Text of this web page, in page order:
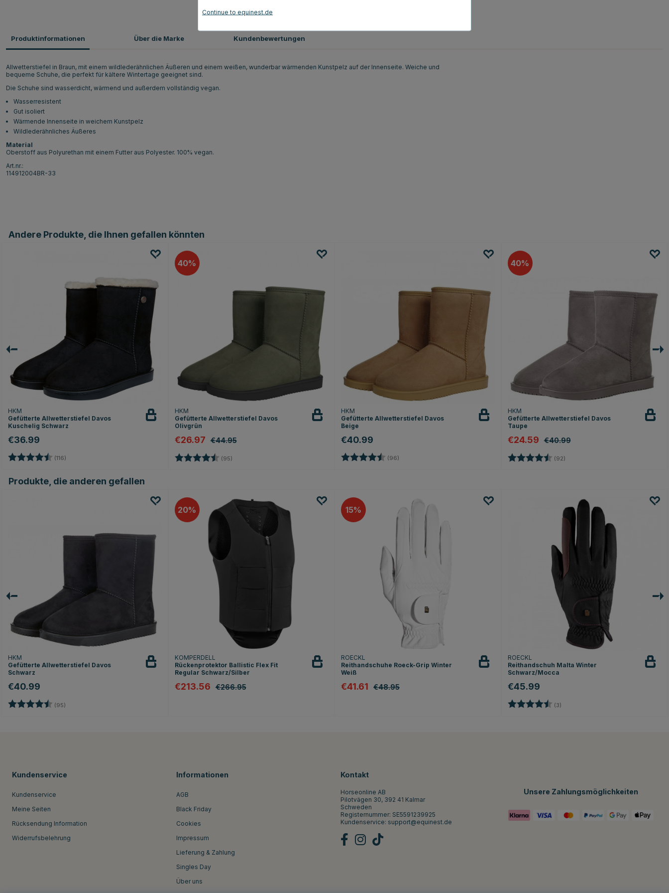
Produktinformationen
Allwetterstiefel in Braun, mit einem wildlederähnlichen Äußeren und einem weißen, wunderbar wärmenden Kunstpelz auf der Innenseite. Weiche und
bequeme Schuhe, die perfekt für kältere Wintertage geeignet sind.
Die Schuhe sind wasserdicht, wärmend und außerdem vollständig vegan.
Wasserresistent
Gut isoliert
Wärmende Innenseite in weichem Kunstpelz
Wildlederähnliches Äußeres
Material
Oberstoff aus Polyurethan mit einem Futter aus Polyester. 100% vegan.
Art.nr.:
114912004BR-33
Über die Marke Kundenbewertungen
Andere Produkte, die Ihnen gefallen könnten
HKM
Gefütterte Allwetterstiefel Davos
Kuschelig Schwarz
€36.99
Bewertung: (116)
40
HKM
Gefütterte Allwetterstiefel Davos
Olivgrün
€26.97 €44.95
Bewertung: (95)
HKM
Gefütterte Allwetterstiefel Davos
Beige
€40.99
Bewertung: (96)
40
HKM
Gefütterte Allwetterstiefel Davos
Taupe
€24.59 €40.99
Bewertung: (92)
Produkte, die anderen gefallen
HKM
Gefütterte Allwetterstiefel Davos
Schwarz
€40.99
Bewertung: (95)
20
KOMPERDELL
Rückenprotektor Ballistic Flex Fit
Regular Schwarz/Silber
€213.56 €266.95
15
ROECKL
Reithandschuhe Roeck-Grip Winter
Weiß
€41.61 €48.95
ROECKL
Reithandschuh Malta Winter
Schwarz/Mocca
€45.99
Bewertung: (3)
Kundenservice
Kundenservice
Meine Seiten
Rücksendung Information
Widerrufsbelehrung
Informationen
AGB
Black Friday
Cookies
Impressum
Lieferung & Zahlung
Singles Day
Über uns
Kontakt
Horseonline AB
Pilotvägen 30, 392 41 Kalmar
Schweden
Registernummer: SE5591239925
Kundenservice: support@equinest.de
Unsere Zahlungsmöglichkeiten
Continue to equinest.de